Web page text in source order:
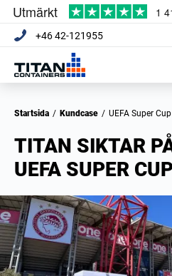
+46 42-121955
Startsida / Kundcase / UEFA Super Cup
TITAN SIKTAR
UEFA SUPER